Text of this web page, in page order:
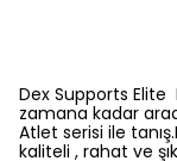
Dex Supports Elite
zamana kadar
Atlet serisi ile
kaliteli , rahat ve